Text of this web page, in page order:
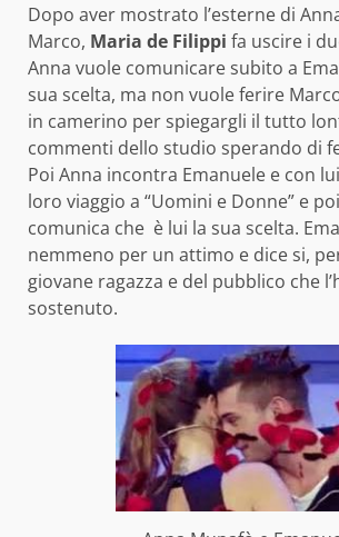
Dopo aver mostrato l’esterne di
Marco, Maria de Filippi fa uscire i
Anna vuole comunicare subito a
sua scelta, ma non vuole ferire
in camerino per spiegargli il tutto
commenti dello studio sperando di
Poi Anna incontra Emanuele e con
loro viaggio a “Uomini e Donne” e
comunica che è lui la sua scelta.
nemmeno per un attimo e dice si,
giovane ragazza e del pubblico che
sostenuto.